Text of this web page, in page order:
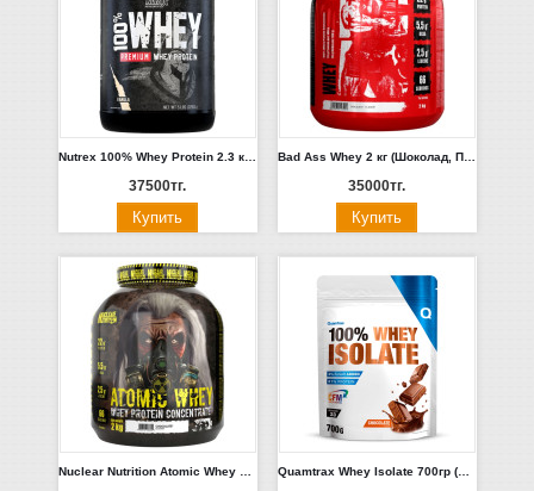
Nutrex 100% Whey Protein 2.3 кг (Ваниль)
37500тг.
Bad Ass Whey 2 кг (Шоколад, Печенье-Крем, Сникерс)
35000тг.
Quamtrax Whey Isolate 700гр (Шоколад) Испания